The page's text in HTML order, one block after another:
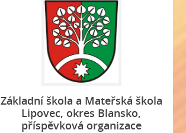
Základní škola a Mateřská škola
Lipovec, okres Blansko,
příspěvková organizace